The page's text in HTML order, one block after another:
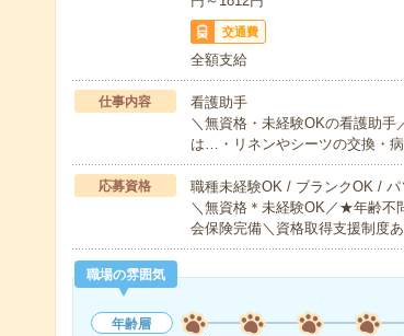
交通費
全額支給
仕事内容
看護助手
＼無資格・未経験OKの看護助
は…・リネンやシーツの交換・
応募資格
職種未経験OK / ブランクOK /
＼無資格＊未経験OK／★年齢
会保険完備＼資格取得支援制度
職場の雰囲気
年齢層